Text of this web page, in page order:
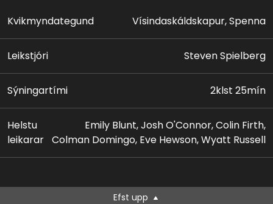
Kvikmyndategund Vísindaskáldskapur, Spenna
Leikstjóri Steven Spielberg
Sýningartími 2klst 25mín
Helstu
leikarar
Emily Blunt, Josh O'Connor, Colin Firth,
Colman Domingo, Eve Hewson, Wyatt Russell
Efst upp